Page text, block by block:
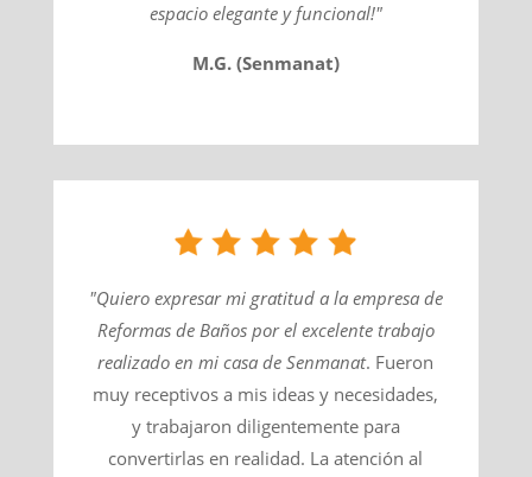
espacio elegante y funcional!"
M.G. (Senmanat)
"Quiero expresar mi gratitud a la empresa de
Reformas de Baños por el excelente trabajo
realizado en mi casa deSenmanat​. Fueron
muy receptivos a mis ideas y necesidades,
y trabajaron diligentemente para
convertirlas en realidad. La atención al